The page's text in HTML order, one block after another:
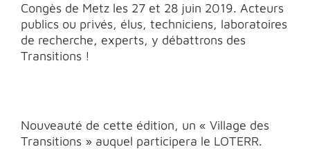
Congès de Metz les 27 et 28 juin 2019. Acteurs
publics ou privés, élus, techniciens, laboratoires
de recherche, experts, y débattrons des
Transitions !
Nouveauté de cette édition, un « Village des
Transitions » auquel participera le LOTERR.